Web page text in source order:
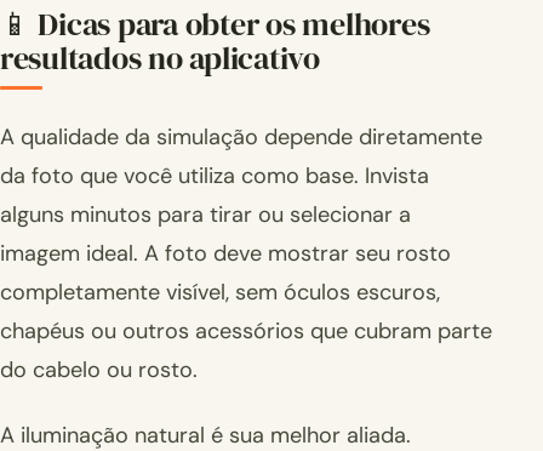
📱 Dicas para obter os melhores
resultados no aplicativo
A qualidade da simulação depende diretamente
da foto que você utiliza como base. Invista
alguns minutos para tirar ou selecionar a
imagem ideal. A foto deve mostrar seu rosto
completamente visível, sem óculos escuros,
chapéus ou outros acessórios que cubram parte
do cabelo ou rosto.
A iluminação natural é sua melhor aliada.